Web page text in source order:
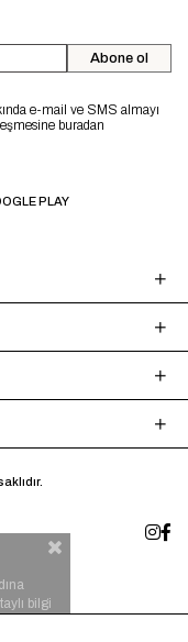
Abone ol
e-mail ve SMS almayı
buradan
PLAY
bilgi